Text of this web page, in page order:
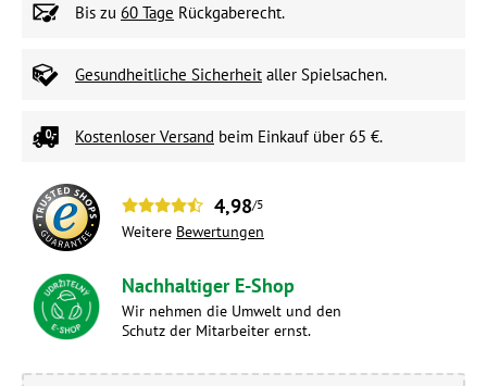
Bis zu 60 Tage Rückgaberecht.
Gesundheitliche Sicherheit aller Spielsachen.
Kostenloser Versand beim Einkauf über 65 €.
4,98/5
Weitere Bewertungen
Nachhaltiger E-Shop
Wir nehmen die Umwelt und den
Schutz der Mitarbeiter ernst.